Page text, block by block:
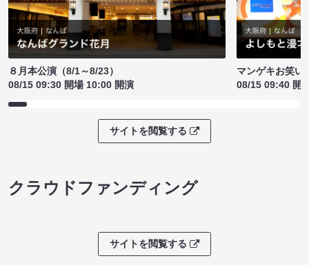
８月本公演（8/1～8/23）
08/15 09:30 開場 10:00 開演
マンゲキお笑い
08/15 09:40 開
サイトを閲覧する
クラウドファンディング
サイトを閲覧する